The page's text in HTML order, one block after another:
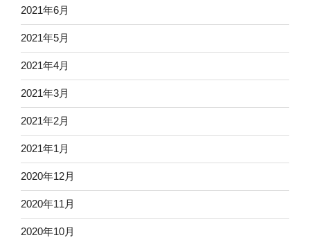
2021年6月
2021年5月
2021年4月
2021年3月
2021年2月
2021年1月
2020年12月
2020年11月
2020年10月